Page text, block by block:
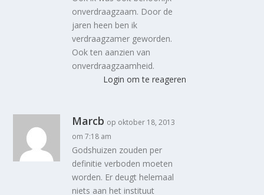
onverdraagzaam. Door de
jaren heen ben ik
verdraagzamer geworden.
Ook ten aanzien van
onverdraagzaamheid.
Login om te reageren
Marcb op oktober 18, 2013
om 7:18 am
Godshuizen zouden per
definitie verboden moeten
worden. Er deugt helemaal
niets aan het instituut